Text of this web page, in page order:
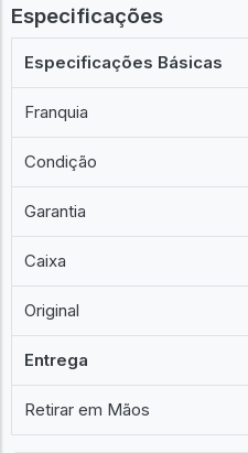
Especificações
Especificações Básicas
Franquia
Condição
Garantia
Caixa
Original
Entrega
Retirar em Mãos